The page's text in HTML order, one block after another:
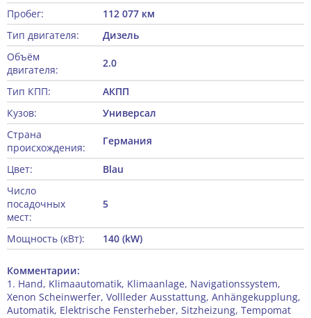
Пробег:
112 077 км
Тип двигателя:
Дизель
Объём
двигателя:
2.0
Тип КПП:
АКПП
Кузов:
Универсал
Страна
происхождения:
Германия
Цвет:
Blau
Число
посадочных
мест:
5
Мощность (кВт): 140 (kW)
Комментарии:
1. Hand, Klimaautomatik, Klimaanlage, Navigationssystem,
Xenon Scheinwerfer, Vollleder Ausstattung, Anhängekupplung,
Automatik, Elektrische Fensterheber, Sitzheizung, Tempomat